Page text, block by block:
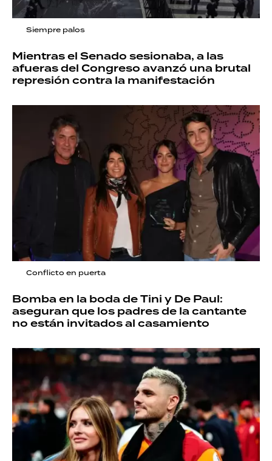
Siempre palos
Mientras el Senado sesionaba, a las
afueras del Congreso avanzó una brutal
represión contra la manifestación
Conflicto en puerta
Bomba en la boda de Tini y De Paul:
aseguran que los padres de la cantante
no están invitados al casamiento